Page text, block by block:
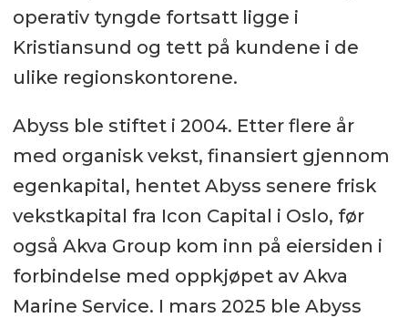
operativ tyngde fortsatt ligge i
Kristiansund og tett på kundene i de
ulike regionskontorene.
Abyss ble stiftet i 2004. Etter flere år
med organisk vekst, finansiert gjennom
egenkapital, hentet Abyss senere frisk
vekstkapital fra Icon Capital i Oslo, før
også Akva Group kom inn på eiersiden i
forbindelse med oppkjøpet av Akva
Marine Service. I mars 2025 ble Abyss